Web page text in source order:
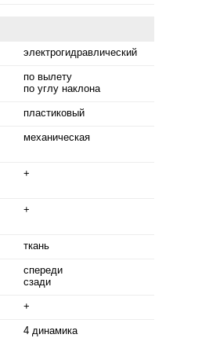
электрогидравлический
по вылету
по углу наклона
пластиковый
механическая
+
+
ткань
спереди
сзади
+
4 динамика